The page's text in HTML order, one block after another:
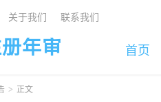
年审 首页
关于我们 联系我们
> 正文